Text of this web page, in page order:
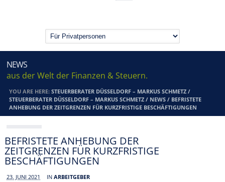
NEWS
aus der Welt der Finanzen & Steuern.
YOU ARE HERE:STEUERBERATER DÜSSELDORF – MARKUS SCHMETZ /
STEUERBERATER DÜSSELDORF – MARKUS SCHMETZ / NEWS / BEFRISTETE
ANHEBUNG DER ZEITGRENZEN FÜR KURZFRISTIGE BESCHÄFTIGUNGEN
BEFRISTETE ANHEBUNG DER
ZEITGRENZEN FÜR KURZFRISTIGE
BESCHÄFTIGUNGEN
23. JUNI 2021 INARBEITGEBER